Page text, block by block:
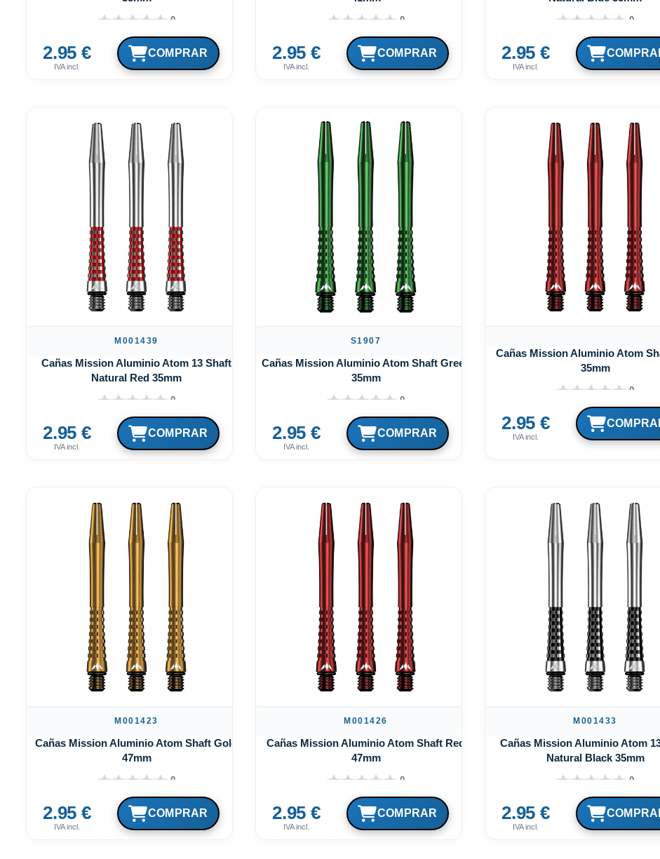
0
2.95 €
IVA incl.
0
2.95 €
IVA incl.
0
2.95 €
IVA incl.
M001439
Cañas Mission Aluminio Atom 13 Shaft
Natural Red 35mm
0
2.95 €
IVA incl.
S1907
Cañas Mission Aluminio Atom Shaft Green
35mm
0
2.95 €
IVA incl.
Cañas Mission Aluminio Atom
35mm
0
2.95 €
IVA incl.
M001423
Cañas Mission Aluminio Atom Shaft Gold
47mm
0
2.95 €
IVA incl.
M001426
Cañas Mission Aluminio Atom Shaft Red
47mm
0
2.95 €
IVA incl.
M001433
Cañas Mission Aluminio Atom
Natural Black 35mm
0
2.95 €
IVA incl.